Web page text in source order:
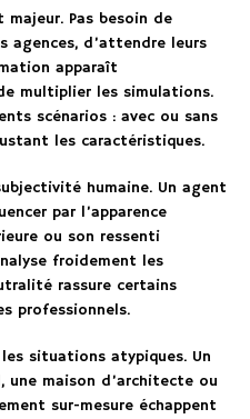
Pas besoin de
agences, d’attendre leurs
apparaît
multiplier les simulations.
scénarios : avec ou sans
les caractéristiques.
humaine. Un agent
par l’apparence
ou son ressenti
froidement les
rassure certains
professionnels.
situations atypiques. Un
une maison d’architecte ou
sur-mesure échappent